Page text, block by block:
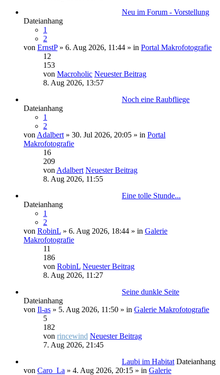
Neu im Forum - Vorstellung
Dateianhang
1
2
von ErnstP» 6. Aug 2026, 11:44 » in Portal Makrofotografie
12
153
von Macroholic Neuester Beitrag
8. Aug 2026, 13:57
Noch eine Raubfliege
Dateianhang
1
2
von Adalbert » 30. Jul 2026, 20:05 » in Portal
Makrofotografie
16
209
von Adalbert Neuester Beitrag
8. Aug 2026, 11:55
Eine tolle Stunde...
Dateianhang
1
2
von RobinL » 6. Aug 2026, 18:44 » in Galerie
Makrofotografie
11
186
von RobinL Neuester Beitrag
8. Aug 2026, 11:27
Seine dunkle Seite
Dateianhang
von Il-as » 5. Aug 2026, 11:50 » in Galerie Makrofotografie
5
182
von rincewind Neuester Beitrag
7. Aug 2026, 21:45
Laubi im Habitat Dateianhang
von Caro_La » 4. Aug 2026, 20:15 » in Galerie